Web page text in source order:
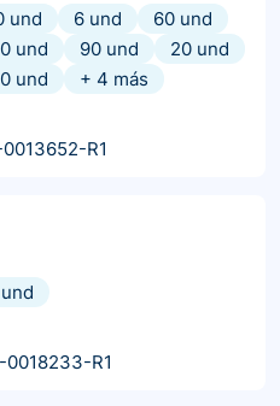
und 6 und
60 und
und 90 und
20 und
und + 4 más
R1
0018233-R1